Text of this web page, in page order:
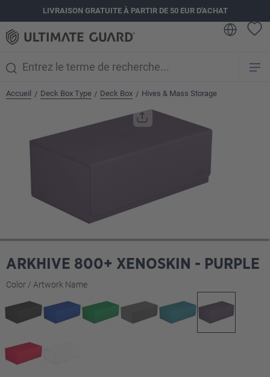
principalLIVRAISON GRATUITE À PARTIR DE 50 EUR D'ACHAT
Accueil / Deck Box Type / Deck Box / Hives & Mass Storage
ARKHIVE 800+ XENOSKIN - PURPLE
Sélectionnez
Color / Artwork Name